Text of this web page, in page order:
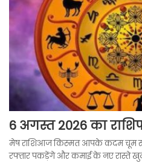
6 अगस्त 2026 का
मेष राशिआज किस्मत आपके कदम चूम
रफ्तार पकड़ेंगे और कमाई के नए रास्ते